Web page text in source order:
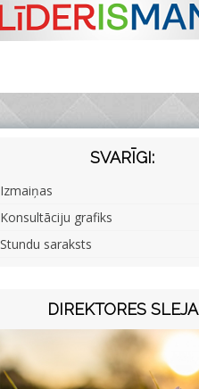
SVARĪGI:
Izmaiņas
Konsultāciju grafiks
Stundu saraksts
DIREKTORES SLEJA